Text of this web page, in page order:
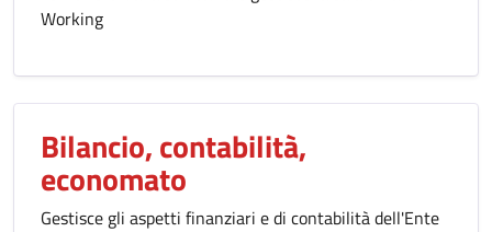
Working
Bilancio, contabilità,
economato
Gestisce gli aspetti finanziari e di contabilità dell'Ente